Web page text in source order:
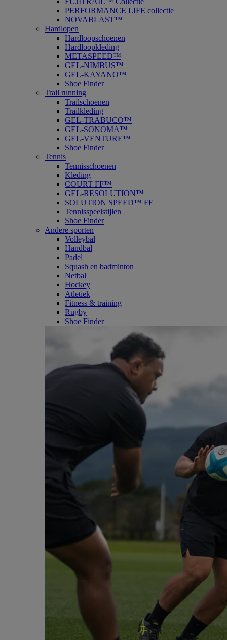
PERFORMANCE LIFE collectie
NOVABLAST™
Hardlopen
Hardloopschoenen
Hardloopkleding
METASPEED™
GEL-NIMBUS™
GEL-KAYANO™
Shoe Finder
Trail running
Trailschoenen
Trailkleding
GEL-TRABUCO™
GEL-SONOMA™
GEL-VENTURE™
Shoe Finder
Tennis
Tennisschoenen
Kleding
COURT FF™
GEL-RESOLUTION™
SOLUTION SPEED™ FF
Tennisspeelstijlen
Shoe Finder
Andere sporten
Volleybal
Handbal
Padel
Squash en badminton
Netbal
Hockey
Atletiek
Fitness & training
Rugby
Shoe Finder